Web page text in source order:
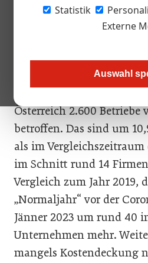
Statistik
Externe
Auswahl
Jahr 2019. Auch die
vergangenen Monaten
Österreich 2.600 Betriebe
betroffen. Das sind um
als im Vergleichszeitraum
im Schnitt rund 14
Vergleich zum Jahr 2019,
„Normaljahr“ vor der
Jänner 2023 um rund 40
Unternehmen mehr.
mangels Kostendeckung